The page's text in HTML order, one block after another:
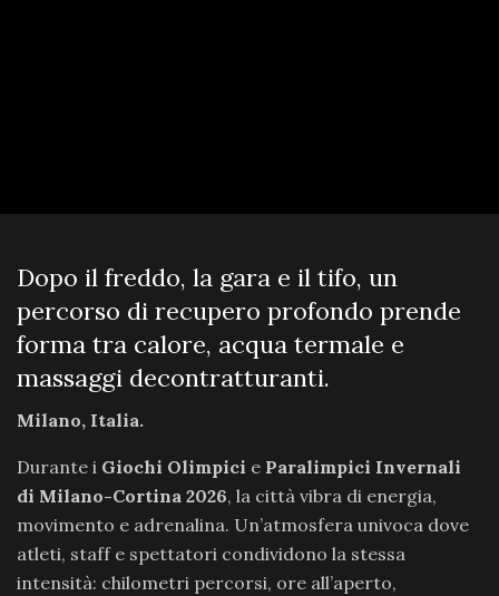
Dopo il freddo, la gara e il tifo, un
percorso di recupero profondo prende
forma tra calore, acqua termale e
massaggi decontratturanti.
Milano, Italia.
Durante i Giochi Olimpici e Paralimpici Invernali
di Milano-Cortina 2026, la città vibra di energia,
movimento e adrenalina. Un’atmosfera univoca dove
atleti, staff e spettatori condividono la stessa
intensità: chilometri percorsi, ore all’aperto,